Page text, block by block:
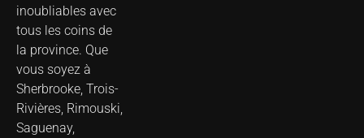
inoubliables avec
tous les coins de
la province. Que
vous soyez à
Sherbrooke, Trois-
Rivières, Rimouski,
Saguenay,